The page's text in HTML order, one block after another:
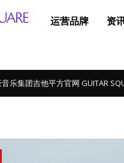
运营品牌 资
乐集团吉他平方官网 GUITAR